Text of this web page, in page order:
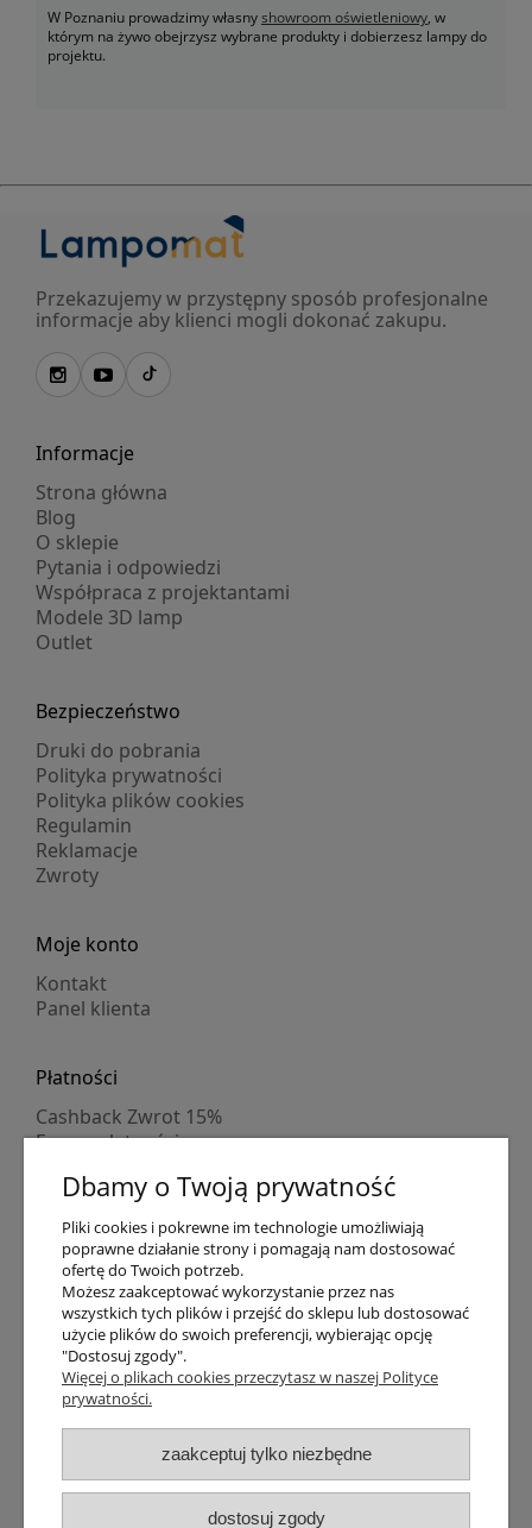
W Poznaniu prowadzimy własnyshowroom oświetleniowy, w
którym na żywo obejrzysz wybrane produkty i dobierzesz lampy do
projektu.
Przekazujemy w przystępny sposób profesjonalne
informacje aby klienci mogli dokonać zakupu.
Informacje
Strona główna
Blog
O sklepie
Pytania i odpowiedzi
Współpraca z projektantami
Modele 3D lamp
Outlet
Bezpieczeństwo
Druki do pobrania
Polityka prywatności
Polityka plików cookies
Regulamin
Reklamacje
Zwroty
Moje konto
Kontakt
Panel klienta
Płatności
Cashback Zwrot 15%
Formy płatności
Numer konta
PayPo kupujesz, nie płacisz
Progi rabatowe
Promocje
Dostawa
Czas wysyłki
Dostawa
Śledzenie przesyłki GLS
Śledzenie przesyłki DPD
Shipping abroad
Zarejestruj się /Zaloguj się
Dbamy o Twoją prywatność
Pliki cookies i pokrewne im technologie umożliwiają
poprawne działanie strony i pomagają nam dostosować
ofertę do Twoich potrzeb.
Możesz zaakceptować wykorzystanie przez nas
wszystkich tych plików i przejść do sklepu lub dostosować
użycie plików do swoich preferencji, wybierając opcję
"Dostosuj zgody".
Więcej o plikach cookies przeczytasz w naszej Polityce
prywatności.
zaakceptuj tylko niezbędne
dostosuj zgody